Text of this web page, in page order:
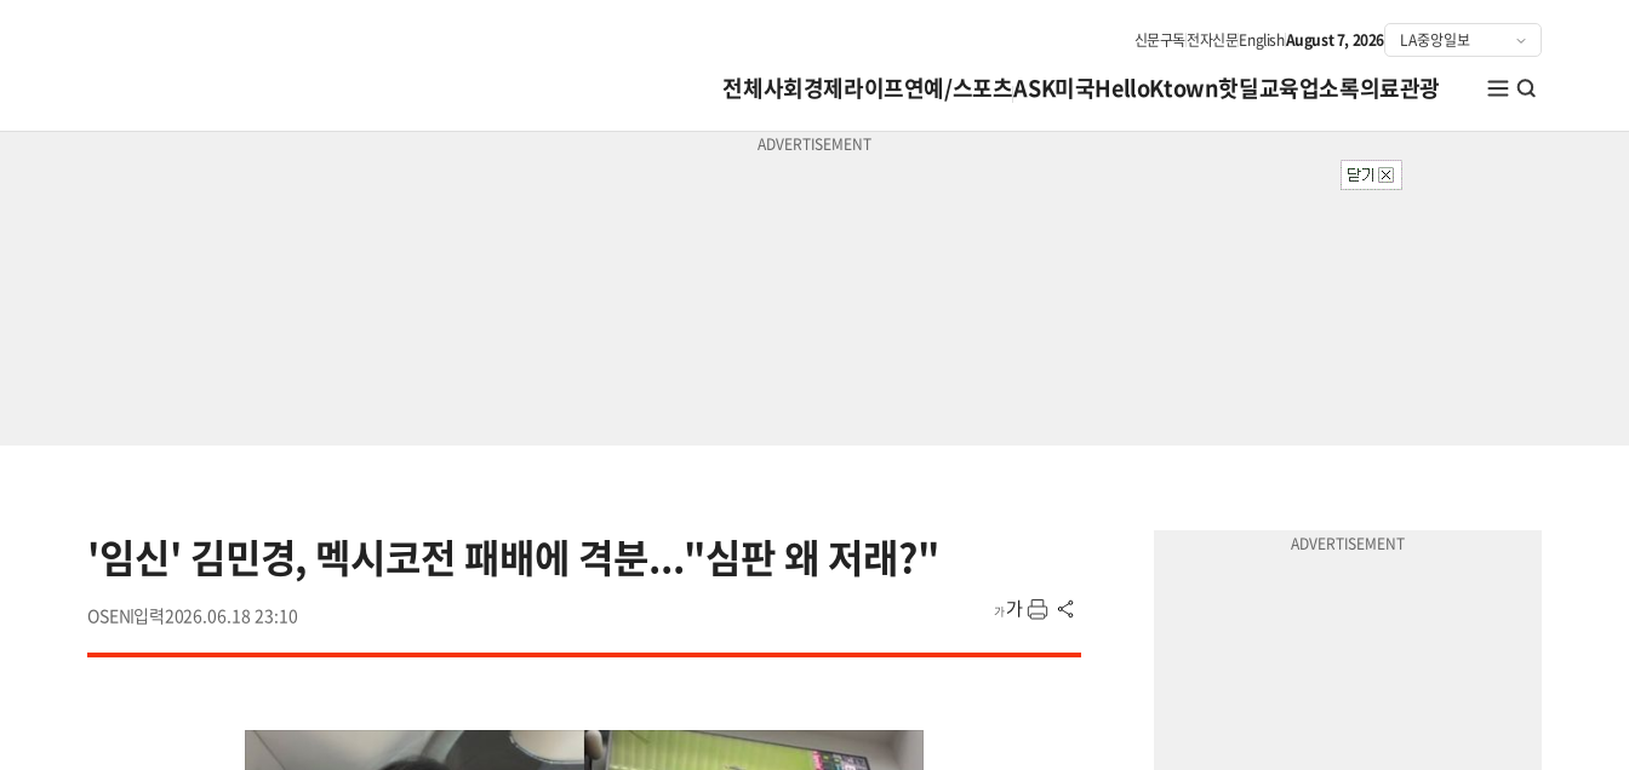
신문구독전자신문EnglishAugust 7, 2026
전체사회경제라이프연예/스포츠ASK미국HelloKtown핫딜교육업소록의료관광
'임신' 김민경, 멕시코전 패배에 격분..."심판 왜 저래?"
OSEN 2026.06.18 23:10